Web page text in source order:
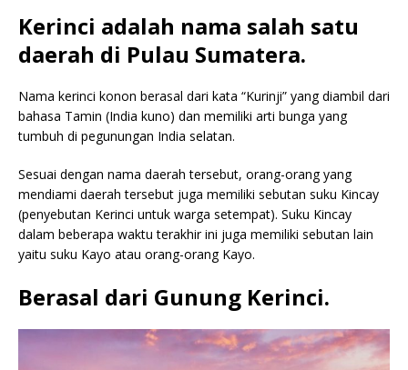
Kerinci adalah nama salah satu
daerah di Pulau Sumatera.
Nama kerinci konon berasal dari kata “Kurinji” yang diambil dari
bahasa Tamin (India kuno) dan memiliki arti bunga yang
tumbuh di pegunungan India selatan.
Sesuai dengan nama daerah tersebut, orang-orang yang
mendiami daerah tersebut juga memiliki sebutan suku Kincay
(penyebutan Kerinci untuk warga setempat). Suku Kincay
dalam beberapa waktu terakhir ini juga memiliki sebutan lain
yaitu suku Kayo atau orang-orang Kayo.
Berasal dari Gunung Kerinci.